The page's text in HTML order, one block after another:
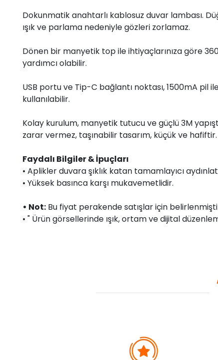
Dokunmatik anahtarlı kablosuz duvar lambası.
ışık ve parlama nedeniyle gözleri zorlamaz.
Dönen bir manyetik top ile ihtiyaçlarınıza göre
yardımcı olabilir.
USB portu ve Tip-C bağlantı noktası, 1500mA pil
kullanılabilir.
Kolay kurulum, manyetik tutucu ve güçlü 3M
zarar vermez, taşınabilir tasarım, küçük ve hafiftir.
Faydalı Bilgiler & İpuçları
• Aplikler duvara şıklık katan tamamlayıcı
• Yüksek basınca karşı mukavemetlidir.
• Not: Bu fiyat perakende satışlar için
• " Ürün görsellerinde ışık, ortam ve dijital